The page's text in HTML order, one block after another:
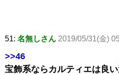
51: 名無しさん 2019/05/31(金)
>>46
宝飾系ならカルティエは良